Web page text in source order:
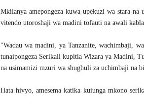
Mkilanya amepongeza kuwa upekuzi wa stara
vitendo utoroshaji wa madini tofauti na awali
"Wadau wa madini, ya Tanzanite, wachimbaji,
tunaipongeza Serikali kupitia Wizara ya Madini,
na usimamizi mzuri wa shughuli za uchimbaji na
Hata hivyo, amesema katika kuiunga mkono